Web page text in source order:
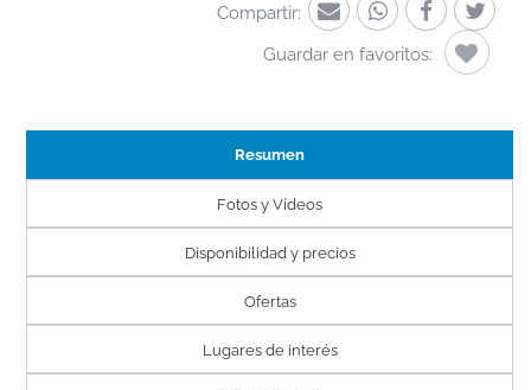
Compartir:
Guardar en favoritos:
Resumen
Fotos y Vídeos
Disponibilidad y precios
Ofertas
Lugares de interés